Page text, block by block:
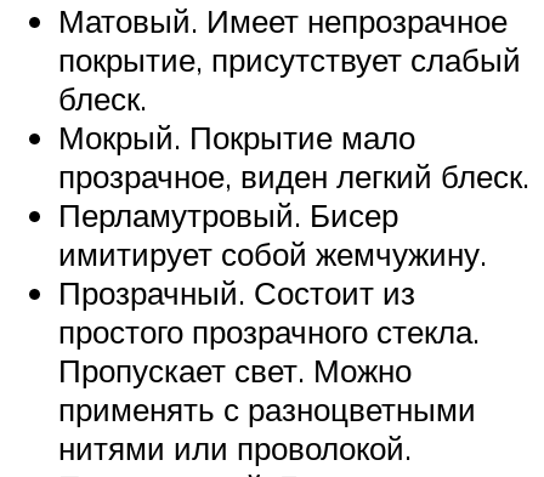
Матовый. Имеет непрозрачное
покрытие, присутствует слабый
блеск.
Мокрый. Покрытие мало
прозрачное, виден легкий блеск.
Перламутровый. Бисер
имитирует собой жемчужину.
Прозрачный. Состоит из
простого прозрачного стекла.
Пропускает свет. Можно
применять с разноцветными
нитями или проволокой.